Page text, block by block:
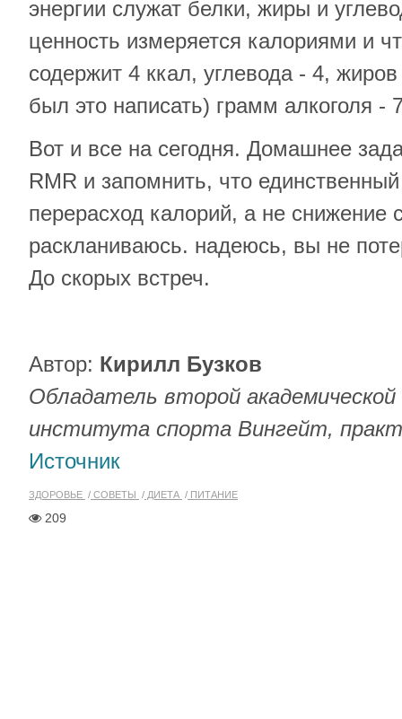
энергии служат белки, жиры и
ценность измеряется калориями и
содержит 4 ккал, углевода - 4,
был это написать) грамм алкоголя -
Вот и все на сегодня. Домашнее
RMR и запомнить, что
перерасход калорий, а не
раскланиваюсь. надеюсь, вы не
До скорых встреч.
Автор: Кирилл Бузков
Обладатель второй
института спорта Вингейт,
Источник
ЗДОРОВЬЕ СОВЕТЫ ДИЕТА ПИТАНИЕ
209